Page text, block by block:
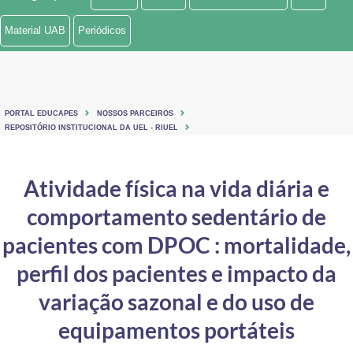
Ministério de Minas e Energia
Ministério do Turismo
Controladoria-Geral da União
Ministério da Mulher, da Família e dos Direitos Humanos
Secretaria-Geral
Secretaria de Governo
Gabinete de Segurança Institucional
Material UAB Periódicos
PORTAL EDUCAPES
NOSSOS PARCEIROS
REPOSITÓRIO INSTITUCIONAL DA UEL - RIUEL
Atividade física na vida diária e
comportamento sedentário de
pacientes com DPOC : mortalidade,
perfil dos pacientes e impacto da
variação sazonal e do uso de
equipamentos portáteis